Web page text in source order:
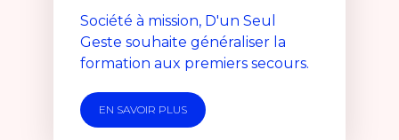
Société à mission, D'un Seul
Geste souhaite généraliser la
formation aux premiers secours.
EN SAVOIR PLUS